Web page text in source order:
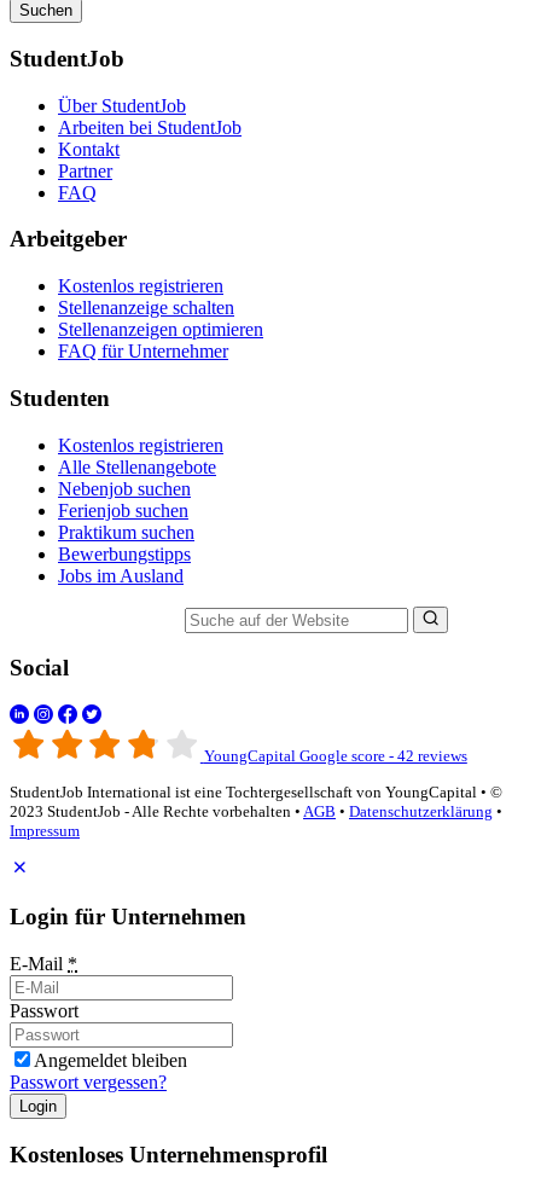
Suchen
StudentJob
Über StudentJob
Arbeiten bei StudentJob
Kontakt
Partner
FAQ
Arbeitgeber
Kostenlos registrieren
Stellenanzeige schalten
Stellenanzeigen optimieren
FAQ für Unternehmer
Studenten
Kostenlos registrieren
Alle Stellenangebote
Nebenjob suchen
Ferienjob suchen
Praktikum suchen
Bewerbungstipps
Jobs im Ausland
Social
YoungCapital Google score - 42 reviews
StudentJob International ist eine Tochtergesellschaft von YoungCapital • ©
2023 StudentJob - Alle Rechte vorbehalten • AGB • Datenschutzerklärung •
Impressum
Login für Unternehmen
E-Mail *
Passwort
Angemeldet bleiben
Passwort vergessen?
Login
Kostenloses Unternehmensprofil